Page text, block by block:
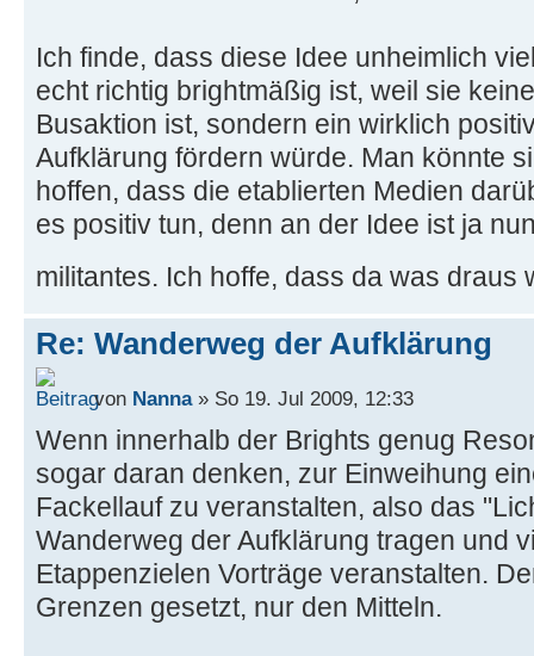
Ich finde, dass diese Idee unheimlich
echt richtig brightmäßig ist, weil sie
Busaktion ist, sondern ein wirklich
Aufklärung fördern würde. Man könnte
hoffen, dass die etablierten Medien
es positiv tun, denn an der Idee ist ja
militantes. Ich hoffe, dass da was draus
Re: Wanderweg der Aufklärung
von Nanna» So 19. Jul 2009, 12:33
Wenn innerhalb der Brights genug
sogar daran denken, zur Einweihung
Fackellauf zu veranstalten, also das
Wanderweg der Aufklärung tragen und
Etappenzielen Vorträge veranstalten.
Grenzen gesetzt, nur den Mitteln.